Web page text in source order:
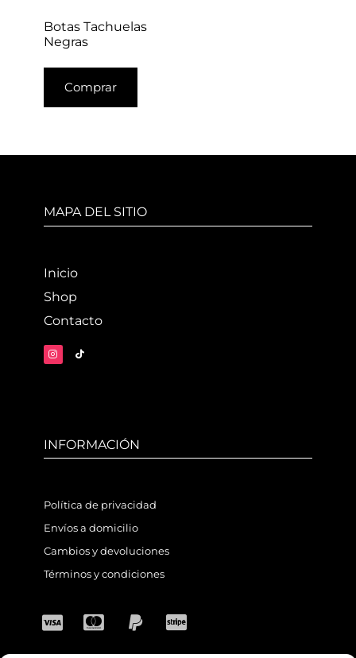
Botas Tachuelas
Negras
Comprar
MAPA DEL SITIO
Inicio
Shop
Contacto
INFORMACIÓN
Política de privacidad
Envíos a domicilio
Cambios y devoluciones
Términos y condiciones